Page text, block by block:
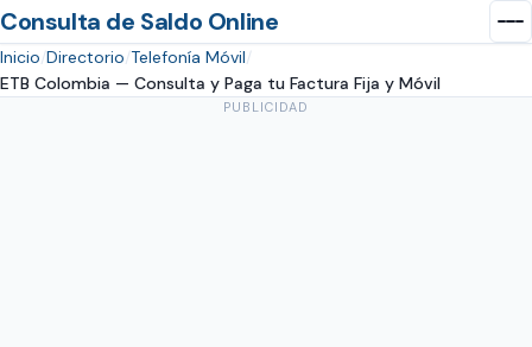
Consulta de Saldo Online
Inicio Directorio Telefonía Móvil
ETB Colombia — Consulta y Paga tu Factura Fija y Móvil
PUBLICIDAD